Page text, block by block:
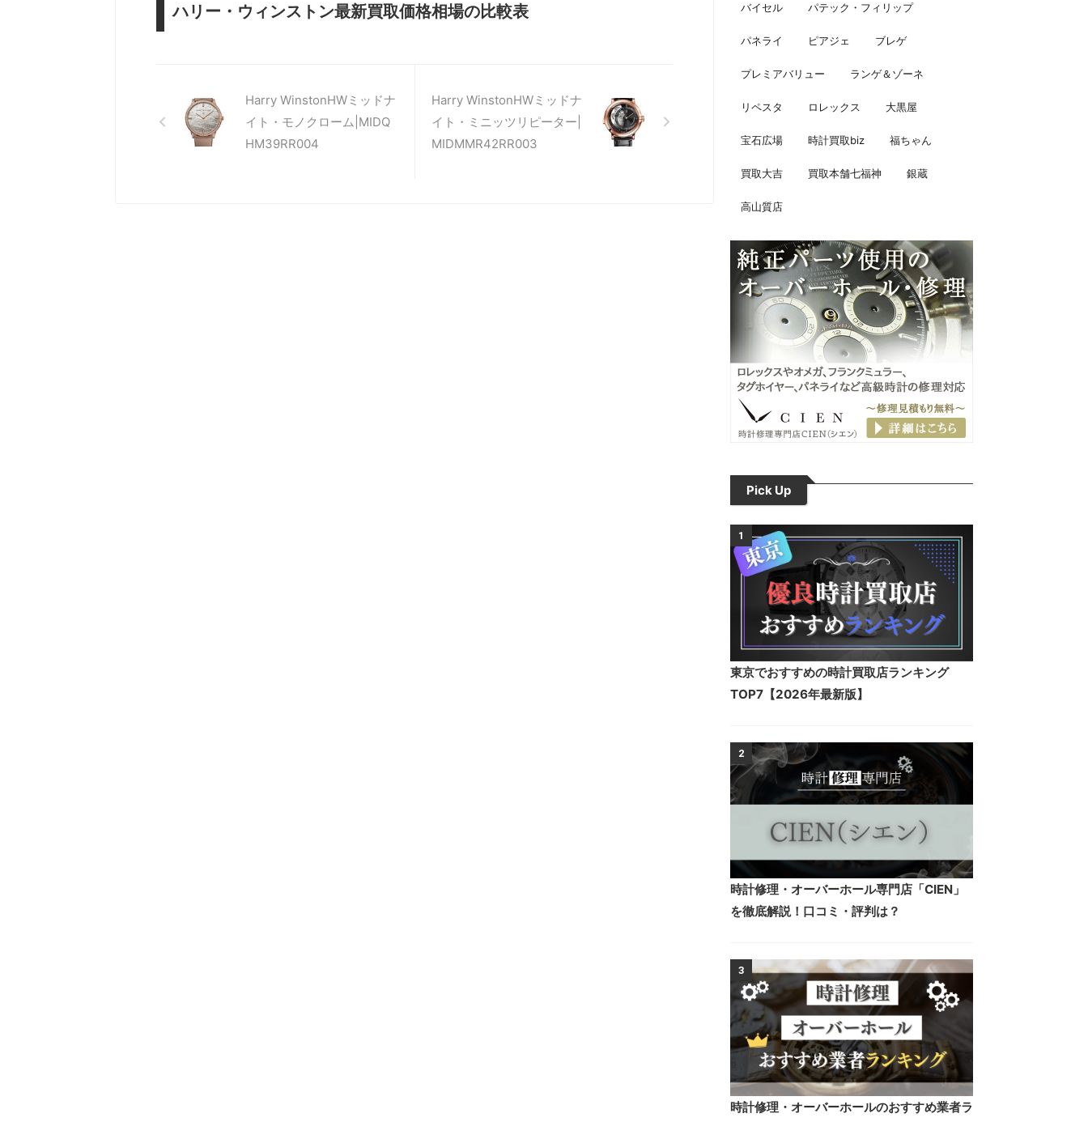
ハリー・ウィンストン最新買取価格相場の比較表
Harry WinstonHWミッドナ
イト・モノクローム|MIDQ
HM39RR004
Harry WinstonHWミッドナ
イト・ミニッツリピーター|
MIDMMR42RR003
バイセル パテック・フィリップ
パネライ ピアジェ ブレゲ
プレミアバリュー ランゲ＆ゾーネ
リペスタ ロレックス 大黒屋
宝石広場 時計買取biz 福ちゃん
買取大吉 買取本舗七福神 銀蔵
高山質店
Pick Up
1
東京でおすすめの時計買取店ランキング
TOP7【2026年最新版】
2
時計修理・オーバーホール専門店「CIEN」
を徹底解説！口コミ・評判は？
3
時計修理・オーバーホールのおすすめ業者ラ